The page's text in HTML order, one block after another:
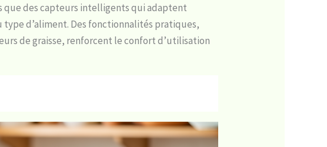
que des capteurs intelligents qui adaptent
d’aliment. Des fonctionnalités pratiques,
de graisse, renforcent le confort d’utilisation